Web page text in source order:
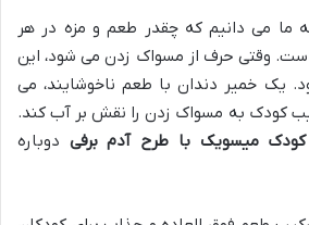
ما می دانیم که چقدر طعم و مزه در هر
وقتی حرف از مسواک زدن می شود، این
یک خمیر دندان با طعم ناخوشایند، می
کودک به مسواک زدن را نقش بر آب کند.
کودک میسویک با طرح آدم برفی دوباره